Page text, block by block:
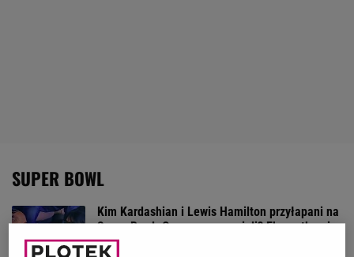
SUPER BOWL
Kim Kardashian i Lewis Hamilton przyłapani na
Super Bowl. O czym rozmawiali? Ekspertka nie
ma wątpliwości